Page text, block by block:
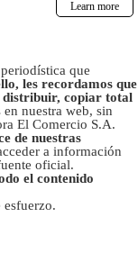
que
les recordamos que
distribuir, copiar total
nuestra web, sin
El Comercio S.A.
de nuestras
a información
oficial.
el contenido
esfuerzo.